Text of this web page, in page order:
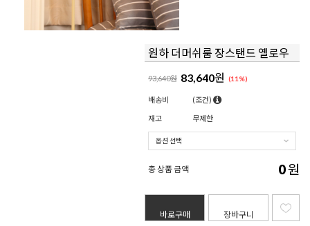
원하 더머쉬룸 장스탠드 옐로우
93,640원 83,640원 (11 %)
배송비 (조건)
재고 무제한
총 상품 금액 0원
바로구매 장바구니